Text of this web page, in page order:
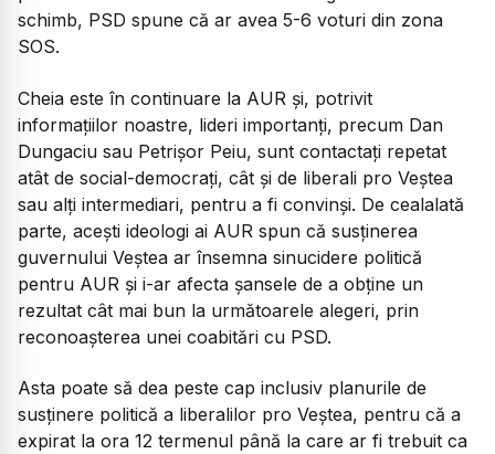
schimb, PSD spune că ar avea 5-6 voturi din zona
SOS.
Cheia este în continuare la AUR și, potrivit
informațiilor noastre, lideri importanți, precum Dan
Dungaciu sau Petrișor Peiu, sunt contactați repetat
atât de social-democrați, cât și de liberali pro Veștea
sau alți intermediari, pentru a fi convinși. De cealalată
parte, acești ideologi ai AUR spun că susținerea
guvernului Veștea ar însemna sinucidere politică
pentru AUR și i-ar afecta șansele de a obține un
rezultat cât mai bun la următoarele alegeri, prin
reconoașterea unei coabitări cu PSD.
Asta poate să dea peste cap inclusiv planurile de
susținere politică a liberalilor pro Veștea, pentru că a
expirat la ora 12 termenul până la care ar fi trebuit ca